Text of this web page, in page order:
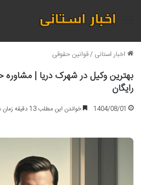
منو
اخبار استانی /قوانین حقوقی
بهترین وکیل در شهرک دریا |
رایگان
1404/08/01 خواندن این مطلب 13 دقیقه زمان میبرد